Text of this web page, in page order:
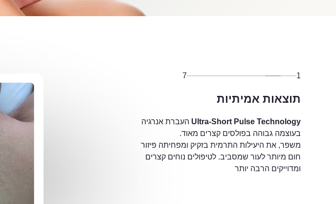
1
7
תוצאות אמיתיות
Ultra-Short Pulse Technology העברת אנרגיה
בעוצמה גבוהה בפולסים קצרים מאוד.
משפר, את היעילות התרמית בזקיק ומפחיתה פיזור
חום מיותר לעור שמסביב. לטיפולים נוחים קצרים
ומדוייקים הרבה יותר